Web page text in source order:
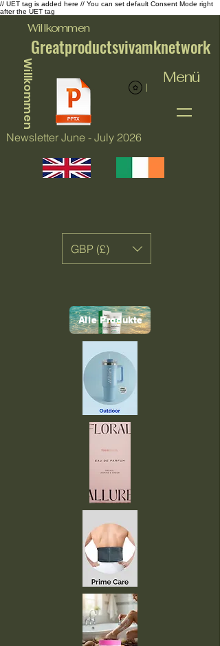
// UET tag is added here // You can set default Consent Mode right
after the UET tag
Willkommen
Newsletter June - July 2026
Greatproductsvivamknetwork
Menü
Willkommen
GBP (£)
Alle Produkte